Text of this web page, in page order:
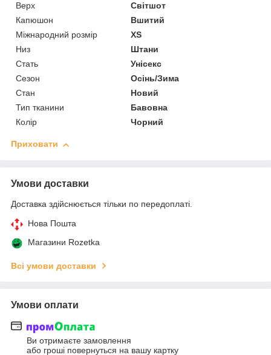
Верх
Світшот
Капюшон
Вшитий
Міжнародний розмір
XS
Низ
Штани
Стать
Унісекс
Сезон
Осінь/Зима
Стан
Новий
Тип тканини
Бавовна
Колір
Чорний
Приховати
Умови доставки
Доставка здійснюється тільки по передоплаті.
Нова Пошта
Магазини Rozetka
Всі умови доставки
Умови оплати
Ви отримаєте замовлення
або гроші повернуться на вашу картку